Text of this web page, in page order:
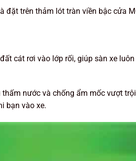
trên thảm lót tràn viền bậc cửa
cát rơi vào lớp rối, giúp sàn xe
nước và chống ẩm mốc vượt
bạn vào xe.